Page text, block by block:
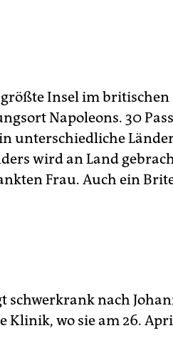
Insel im britischen
Napoleons. 30
unterschiedliche
wird an Land
Frau. Auch ein
schwerkrank nach
Klinik, wo sie am 26.